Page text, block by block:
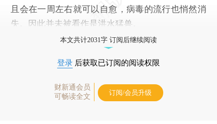
且会在一周左右就可以自愈，病毒的流行也悄然消
失。因此并未被看作是洪水猛兽。
本文共计2031字 订阅后继续阅读
登录 后获取已订阅的阅读权限
财新通会员
可畅读全文
订阅/会员升级